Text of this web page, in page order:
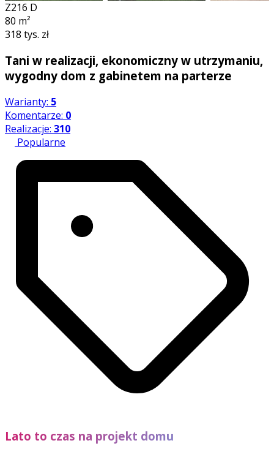
Z216 D
80 m²
318 tys. zł
Tani w realizacji, ekonomiczny w utrzymaniu,
wygodny dom z gabinetem na parterze
Warianty: 5
Komentarze: 0
Realizacje: 310
Popularne
Lato to czas na projekt domu